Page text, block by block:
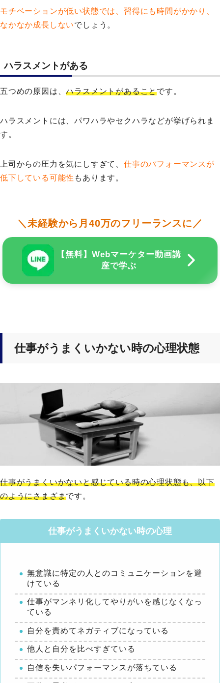
モチベーションが低い状態では、習得にも時間がかかり、
なかなか成長しないでしょう。
ハラスメントがある
五つめの原因は、ハラスメントがあることです。
ハラスメントには、パワハラやセクハラなどが挙げられま
す。
上司からの圧力を気にしすぎて、 仕事のパフォーマンスが
低下している可能性 もあります。
＼未経験から月40万のフリーランスに／
【無料】Webマーケター動画講
座で学ぶ
仕事がうまくいかない時の心理状態
仕事がうまくいかないと感じている時の心理状態も、以下
のようにさまざまです。
仕事がうまくいかない時の心理
無意識に特定の人とのコミュニケーションを避
けている
仕事がマンネリ化してやりがいを感じなくなっ
ている
自分を責めてネガティブになっている
他人と自分を比べすぎている
自信を失いパフォーマンスが落ちている